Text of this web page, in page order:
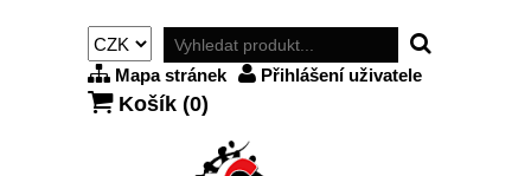
Mapa stránek Přihlášení uživatele
Košík (0)